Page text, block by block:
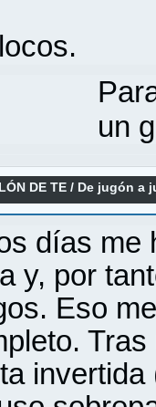
un
DE TE / De jugón a
días me
y, por
Eso